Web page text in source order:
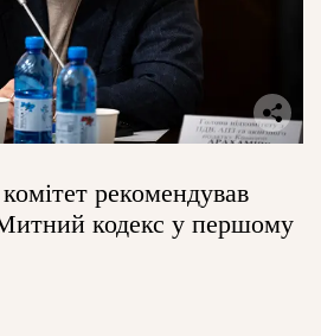
рекомендував
кодекс у першому